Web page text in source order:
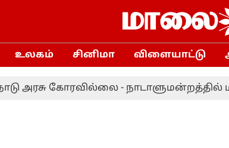
உலகம் சினிமா விளையாட்டு
கோரவில்லை - நாடாளுமன்றத்தில் மத்திய